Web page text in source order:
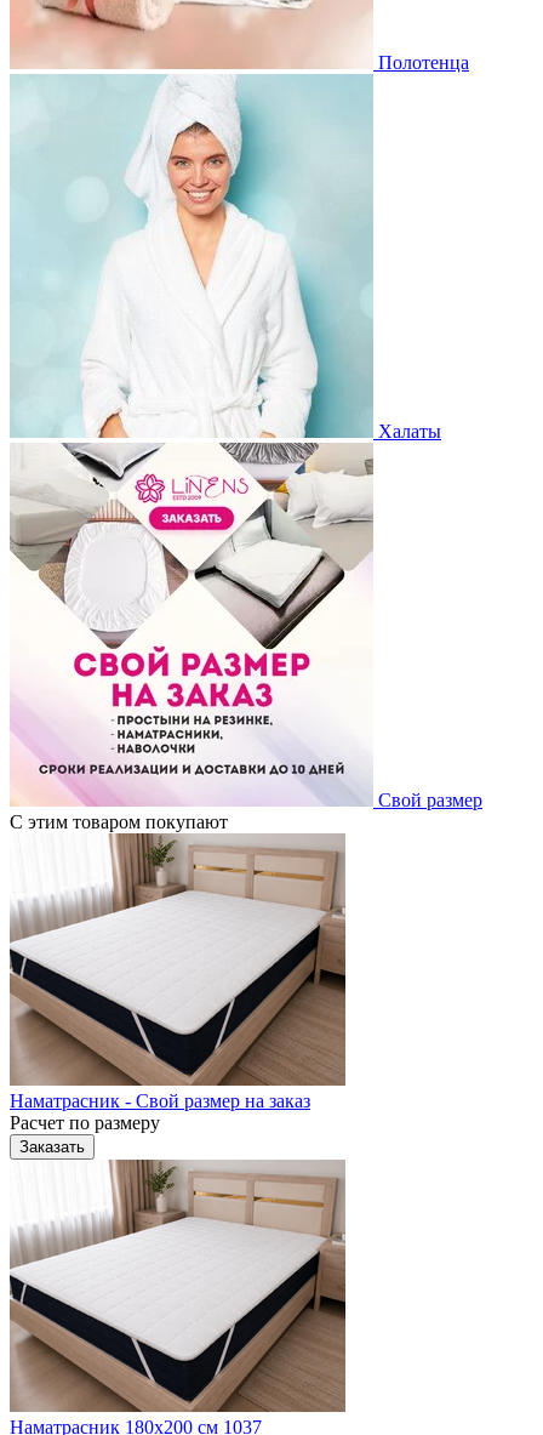
Полотенца
Халаты
Свой размер
С этим товаром покупают
Наматрасник - Свой размер на заказ
Расчет по размеру
Заказать
Наматрасник 180х200 см 1037